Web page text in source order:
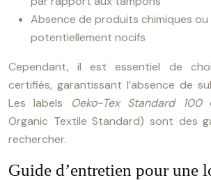
Absence de produits chimiques ou
potentiellement nocifs
Cependant, il est essentiel de
certifiés, garantissant l’absence de
Les labels
Oeko-Tex Standard 100
Organic Textile Standard) sont des
rechercher.
Guide d’entretien pour une